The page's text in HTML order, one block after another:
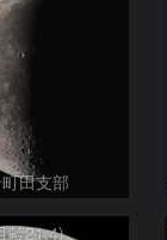
田支部
齢21.4)